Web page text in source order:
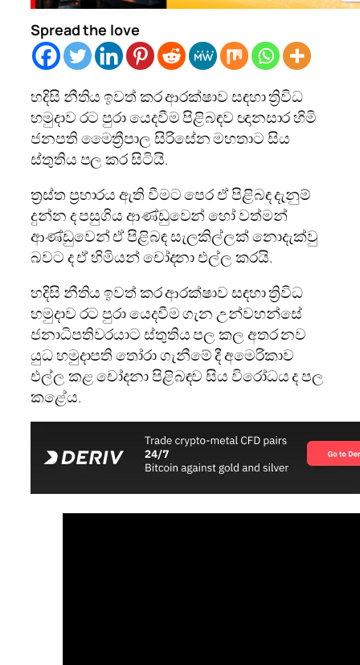
Spread the love
හදිසි නීතිය ඉවත් කර ආරක්ෂාව සඳහා ත්‍රිවිධ
හමුදාව රට පුරා යෙදවීම පිළිබඳව ඥානසාර හිමි
ජනපති මෛත්‍රීපාල සිරිසේන මහතාට සිය
ස්තුතිය පල කර සිටියි.
ත්‍රස්ත ප්‍රහාරය ඇති වීමට පෙර ඒ පිළිබඳ දැනුම්
දුන්න ද පසුගිය ආණ්ඩුවෙන් හෝ වත්මන්
ආණ්ඩුවෙන් ඒ පිළිබඳ සැලකිල්ලක් නොදැක්වු
බවට ද ඒ හිමියන් චෝදනා එල්ල කරයි.
හදිසි නීතිය ඉවත් කර ආරක්ෂාව සඳහා ත්‍රිවිධ
හමුදාව රට පුරා යෙදවීම ගැන උන්වහන්සේ
ජනාධිපතිවරයාට ස්තුතිය පල කල අතර නව
යුධ හමුදාපති තෝරා ගැනීමේ දී අමෙරිකාව
එල්ල කළ චෝදනා පිළිබඳව සිය විරෝධය ද පල
කළේය.